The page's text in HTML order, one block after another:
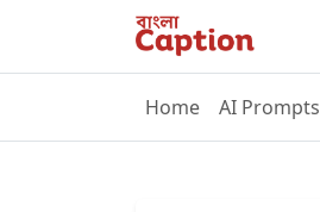
Home AI Prompts